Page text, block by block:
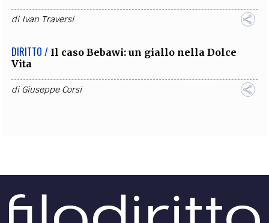
di Ivan Traversi
DIRITTO / Il caso Bebawi: un giallo nella Dolce
Vita
diGiuseppe Corsi